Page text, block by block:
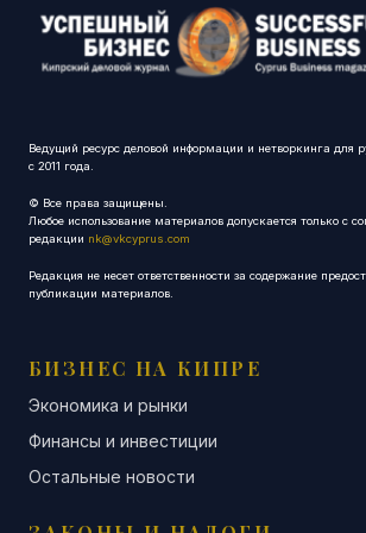
Ведущий ресурс деловой информации и нетворкинга для
с 2011 года.
© Все права защищены.
Любое использование материалов допускается только с
редакции nk@vkcyprus.com
Редакция не несет ответственности за содержание
публикации материалов.
БИЗНЕС НА КИПРЕ
Экономика и рынки
Финансы и инвестиции
Остальные новости